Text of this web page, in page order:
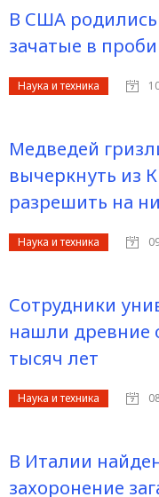
В США
зачатые в
Наука и техника
Медведей
вычеркнуть из
разрешить на
Наука и техника
Сотрудники
нашли древние
тысяч лет
Наука и техника
В Италии
захоронение